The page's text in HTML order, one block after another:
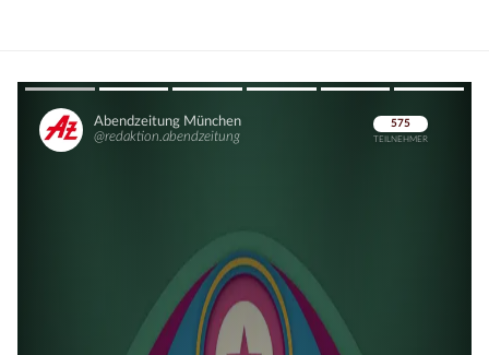
Überspringen